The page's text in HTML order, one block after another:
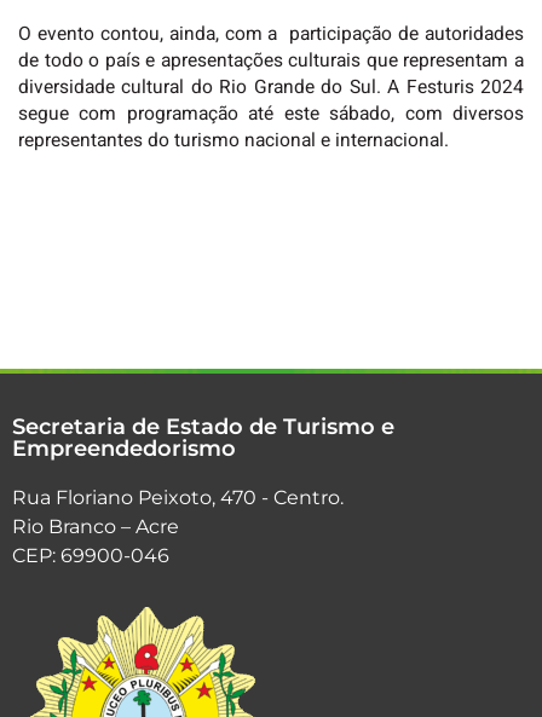
O evento contou, ainda, com a participação de autoridades
de todo o país e apresentações culturais que representam a
diversidade cultural do Rio Grande do Sul. A Festuris 2024
segue com programação até este sábado, com diversos
representantes do turismo nacional e internacional.
Secretaria de Estado de Turismo e
Empreendedorismo
Rua Floriano Peixoto, 470 - Centro.
Rio Branco – Acre
CEP: 69900-046